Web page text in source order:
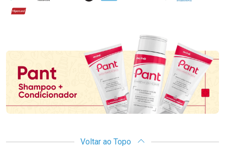
Hipercard
Promoção em Destaque
Voltar ao Topo